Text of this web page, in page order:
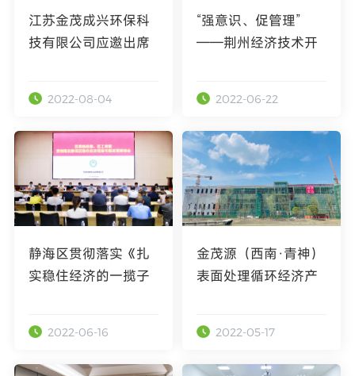
江苏金茂成兴环保科
技有限公司应邀出席
2022-08-04
“强意识、促管理”
——荆州经济技术开
培训会
2022-06-22
静海区贯彻落实《扎
实稳住经济的一揽子
津园区召开
2022-06-16
金茂源（西南·青神）
表面处理循环经济产
2022-05-17